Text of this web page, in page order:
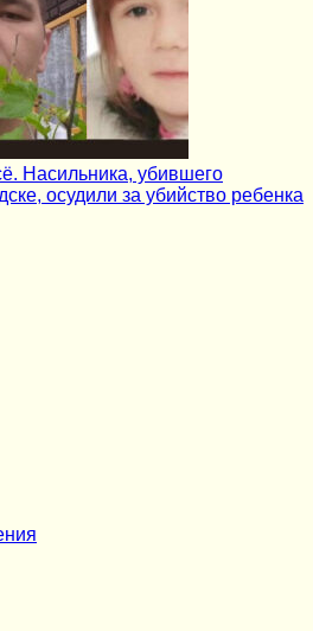
Насильника, убившего
осудили за убийство ребенка